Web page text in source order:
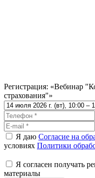
Регистрация: «Вебинар
страхования"»
Я даю Согласие на
условиях Политики
Я согласен получать
материалы